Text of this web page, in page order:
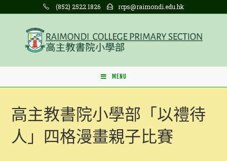
content
(852) 2522 1826 rcps@raimondi.edu.hk
MENU
高主教書院小學部「以禮待
人」四格漫畫親子比賽